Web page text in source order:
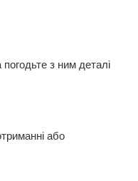
з ним деталі
або